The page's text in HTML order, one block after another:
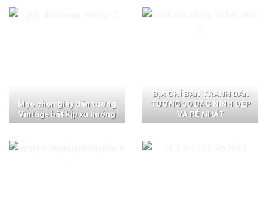
Mẹo chọn giấy dán tường
Vintage bắt kịp xu hướng
ĐỊA CHỈ BÁN TRANH DÁN
TƯỜNG 3D BẮC NINH ĐẸP
VÀ RẺ NHẤT